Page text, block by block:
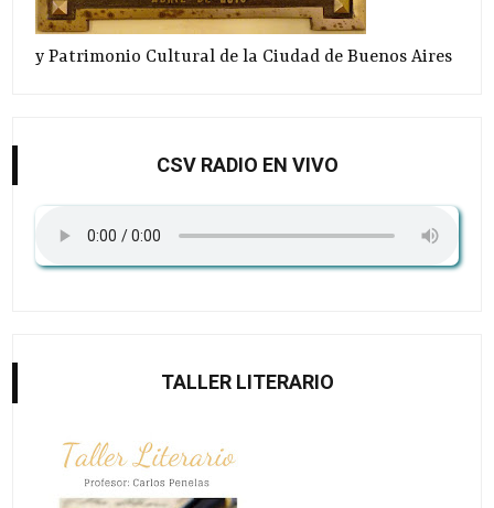
y Patrimonio Cultural de la Ciudad de Buenos Aires
CSV RADIO EN VIVO
TALLER LITERARIO